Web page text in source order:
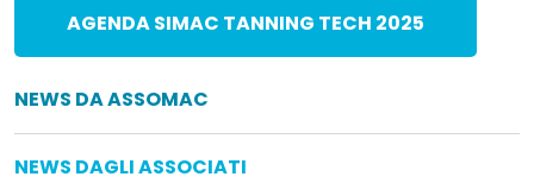
AGENDA SIMAC TANNING TECH 2025
NEWS DA ASSOMAC
NEWS DAGLI ASSOCIATI